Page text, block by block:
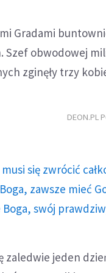
Gradami
obwodowej
zginęły trzy
DEON.PL
się zwrócić
zawsze mieć
swój
zaledwie jeden